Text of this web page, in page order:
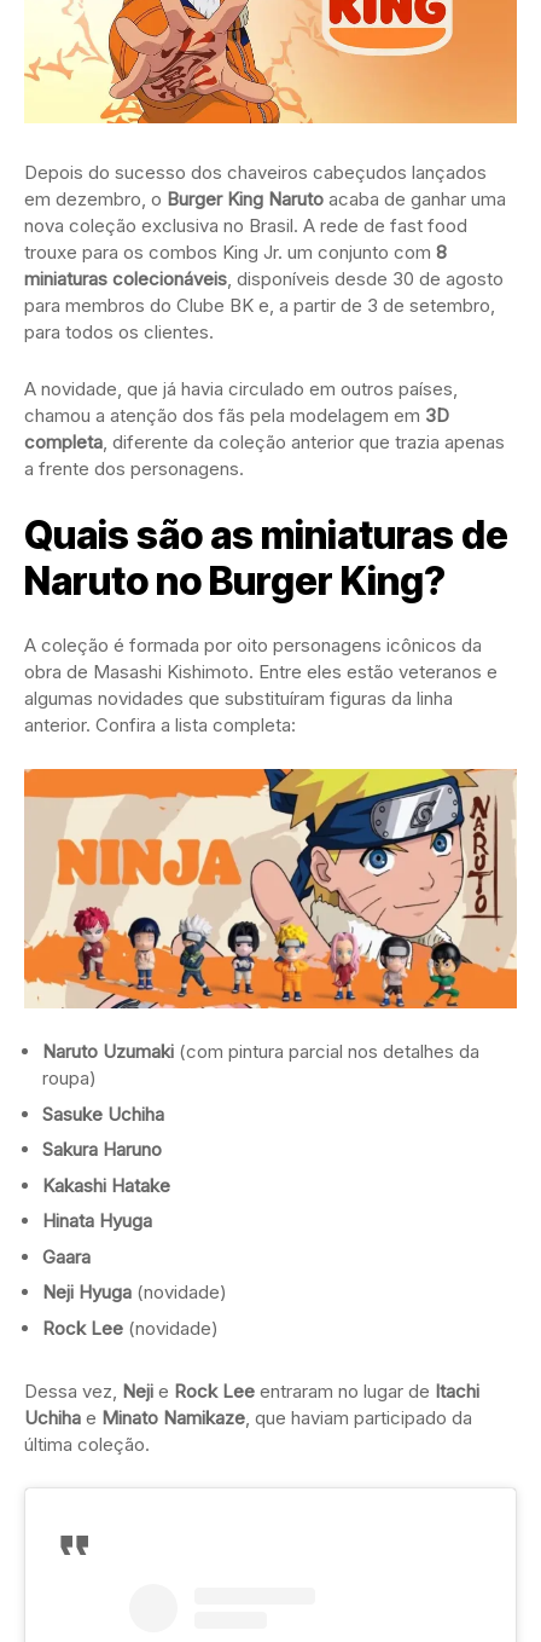
Depois do sucesso dos chaveiros cabeçudos lançados
em dezembro, o Burger King Naruto acaba de ganhar uma
nova coleção exclusiva no Brasil. A rede de fast food
trouxe para os combos King Jr. um conjunto com 8
miniaturas colecionáveis , disponíveis desde 30 de agosto
para membros do Clube BK e, a partir de 3 de setembro,
para todos os clientes.
A novidade, que já havia circulado em outros países,
chamou a atenção dos fãs pela modelagem em 3D
completa , diferente da coleção anterior que trazia apenas
a frente dos personagens.
Quais são as miniaturas de
Naruto no Burger King?
A coleção é formada por oito personagens icônicos da
obra de Masashi Kishimoto. Entre eles estão veteranos e
algumas novidades que substituíram figuras da linha
anterior. Confira a lista completa:
Naruto Uzumaki (com pintura parcial nos detalhes da
roupa)
Sasuke Uchiha
Sakura Haruno
Kakashi Hatake
Hinata Hyuga
Gaara
Neji Hyuga (novidade)
Rock Lee (novidade)
Dessa vez, Neji e Rock Lee entraram no lugar de Itachi
Uchiha e Minato Namikaze , que haviam participado da
última coleção.